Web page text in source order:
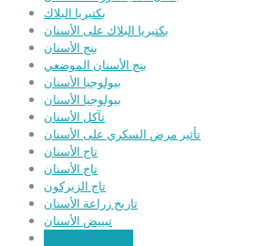
بكتيريا البلاك
بكتيريا البلاك على الأسنان
بنج الأسنان
بنج الأسنان الموضعي
بيولوجيا الأسنان
بيولوجيا الأسنان
تآكل الأسنان
تأثير مرض السكري على الأسنان
تاج الأسنان
تاج الأسنان
تاج الزيركون
تاريخ زراعة الأسنان
تبييض الأسنان